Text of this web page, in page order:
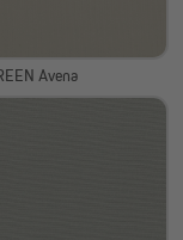
Avena